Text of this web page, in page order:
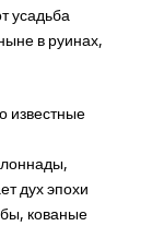
усадьба
в руинах,
известные
дух эпохи
кованые